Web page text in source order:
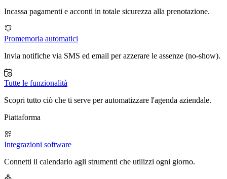
Incassa pagamenti e acconti in totale sicurezza alla prenotazione.
Promemoria automatici
Invia notifiche via SMS ed email per azzerare le assenze (no-show).
Tutte le funzionalità
Scopri tutto ciò che ti serve per automatizzare l'agenda aziendale.
Piattaforma
Integrazioni software
Connetti il calendario agli strumenti che utilizzi ogni giorno.